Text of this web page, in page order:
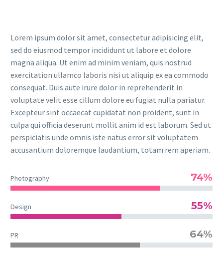
Lorem ipsum dolor sit amet, consectetur adipisicing elit,
sed do eiusmod tempor incididunt ut labore et dolore
magna aliqua. Ut enim ad minim veniam, quis nostrud
exercitation ullamco laboris nisi ut aliquip ex ea commodo
consequat. Duis aute irure dolor in reprehenderit in
voluptate velit esse cillum dolore eu fugiat nulla pariatur.
Excepteur sint occaecat cupidatat non proident, sunt in
culpa qui officia deserunt mollit anim id est laborum. Sed ut
perspiciatis unde omnis iste natus error sit voluptatem
accusantium doloremque laudantium, totam rem aperiam.
Photography 74%
Design 55%
PR 64%